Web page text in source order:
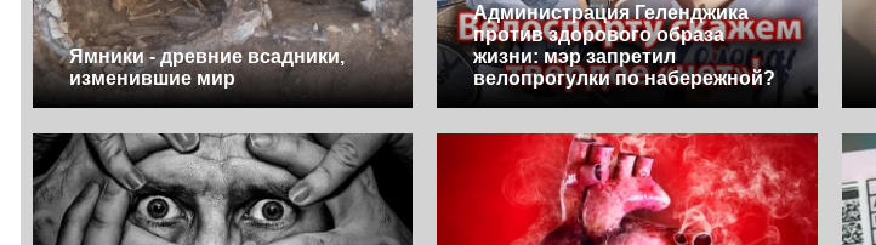
Ямники - древние всадники,
изменившие мир
Администрация Геленджика
против здорового образа
жизни: мэр запретил
велопрогулки по набережной?